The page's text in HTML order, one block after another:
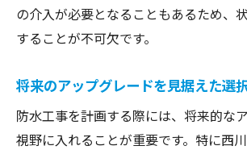
の介入が必要となることもあるため、
することが不可欠です。
将来のアップグレードを見据えた選
防水工事を計画する際には、将来的な
視野に入れることが重要です。特に西